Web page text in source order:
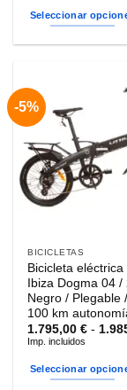
Seleccionar
múltiples
variantes.
Las
opciones
se
pueden
elegir
página
de
producto
-5%
BICICLETAS
Bicicleta eléctrica
Ibiza Dogma 04 /
Negro / Plegable
100 km
1.795,00€ -
Imp. incluidos
Seleccionar